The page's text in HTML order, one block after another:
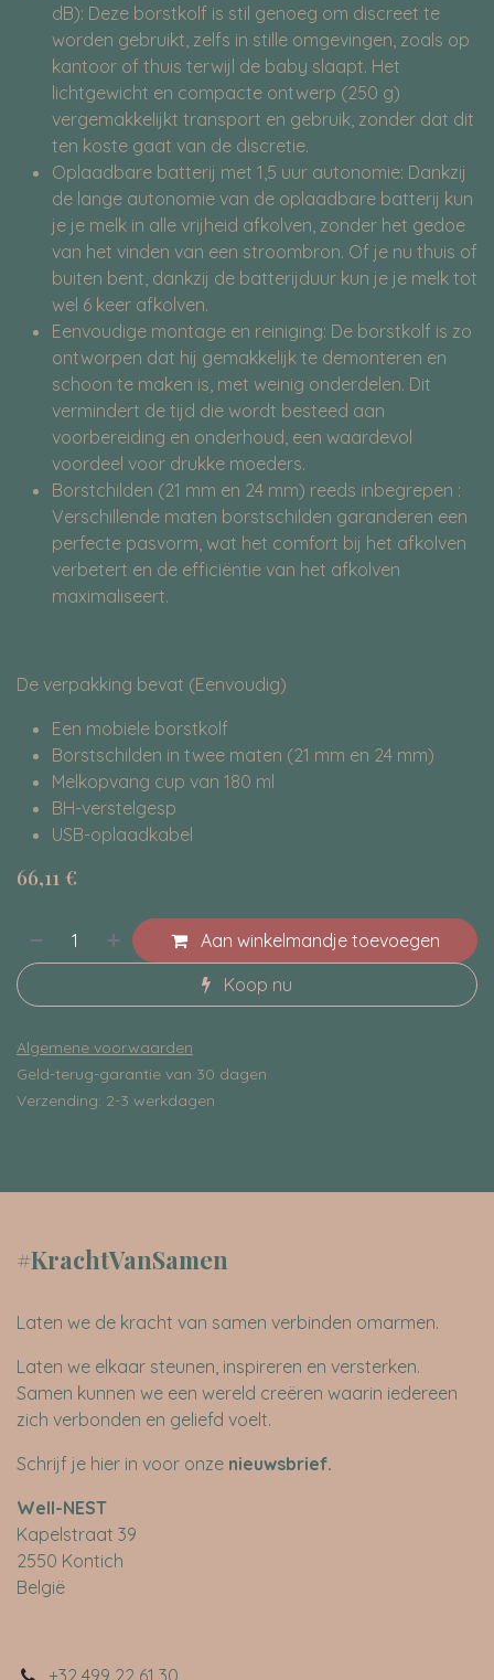
dB): Deze borstkolf is stil genoeg om discreet te
worden gebruikt, zelfs in stille omgevingen, zoals op
kantoor of thuis terwijl de baby slaapt. Het
lichtgewicht en compacte ontwerp (250 g)
vergemakkelijkt transport en gebruik, zonder dat dit
ten koste gaat van de discretie.
Oplaadbare batterij met 1,5 uur autonomie: Dankzij
de lange autonomie van de oplaadbare batterij kun
je je melk in alle vrijheid afkolven, zonder het gedoe
van het vinden van een stroombron. Of je nu thuis of
buiten bent, dankzij de batterijduur kun je je melk tot
wel 6 keer afkolven.
Eenvoudige montage en reiniging: De borstkolf is zo
ontworpen dat hij gemakkelijk te demonteren en
schoon te maken is, met weinig onderdelen. Dit
vermindert de tijd die wordt besteed aan
voorbereiding en onderhoud, een waardevol
voordeel voor drukke moeders.
Borstchilden (21 mm en 24 mm) reeds inbegrepen :
Verschillende maten borstschilden garanderen een
perfecte pasvorm, wat het comfort bij het afkolven
verbetert en de efficiëntie van het afkolven
maximaliseert.
De verpakking bevat (Eenvoudig)
Een mobiele borstkolf
Borstschilden in twee maten (21 mm en 24 mm)
Melkopvang cup van 180 ml
BH-verstelgesp
USB-oplaadkabel
66,11 €
Aan winkelmandje toevoegen
Koop nu
Algemene voorwaarden
Geld-terug-garantie van 30 dagen
Verzending: 2-3 werkdagen
#KrachtVanSamen
Laten we de kracht van samen verbinden omarmen.
Laten we elkaar steunen, inspireren en versterken.
Samen kunnen we een wereld creëren waarin iedereen
zich verbonden en geliefd voelt.
Schrijf je hier in voor onze nieuwsbrief.
​Well-NEST
Kapelstraat 39
2550 Kontich
België
+32 499 22 61 30